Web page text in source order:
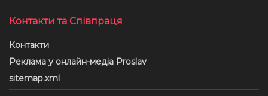
Контакти та Співпраця
Контакти
Реклама у онлайн-медіа Proslav
sitemap.xml